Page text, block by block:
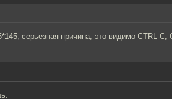
серьезная причина, это видимо CTRL-C,